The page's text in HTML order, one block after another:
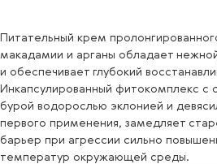
Питательный крем
макадамии и арганы обладает
и обеспечивает глубокий
Инкапсулированный фитокомплекс с
бурой водорослью эклонией и
первого применения, замедляет
барьер при агрессии сильно
температур окружающей среды.